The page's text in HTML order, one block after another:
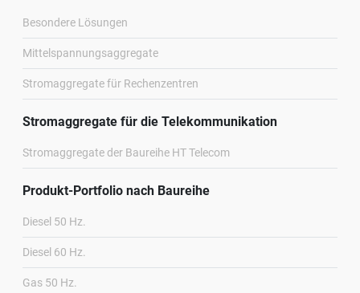
Besondere Lösungen
Mittelspannungsaggregate
Stromaggregate für Rechenzentren
Stromaggregate für die Telekommunikation
Stromaggregate der Baureihe HT Telecom
Produkt-Portfolio nach Baureihe
Diesel 50 Hz.
Diesel 60 Hz.
Gas 50 Hz.